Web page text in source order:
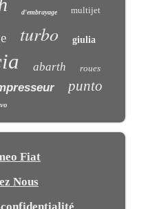
d'embrayage multijet
turbo giulia
abarth roues
punto
Fiat
Nous